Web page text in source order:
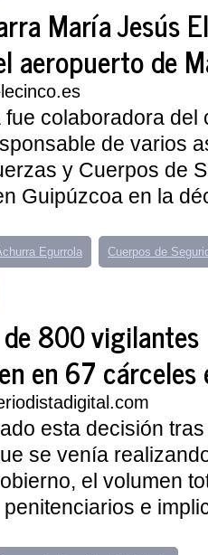
María Jesús
aeropuerto de
colaboradora del
de varios
y Cuerpos de
Guipúzcoa en la
Egurrola Cuerpos de
800
en 67 cárceles
esta decisión
se venía
el volumen
e